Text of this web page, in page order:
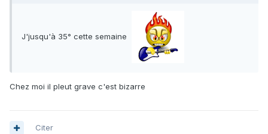
J'jusqu'à 35° cette semaine
Chez moi il pleut grave c'est bizarre
Citer